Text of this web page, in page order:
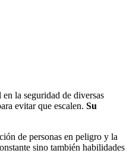
la seguridad de diversas
evitar que escalen. Su
de personas en peligro y la
sino también habilidades